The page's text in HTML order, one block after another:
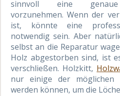
sinnvoll eine genaue
vorzunehmen. Wenn der
ist, könnte eine
notwendig sein. Aber
selbst an die Reparatur
Holz abgestorben sind, ist
verschließen. Holzkitt,
nur einige der möglichen
werden können, um die